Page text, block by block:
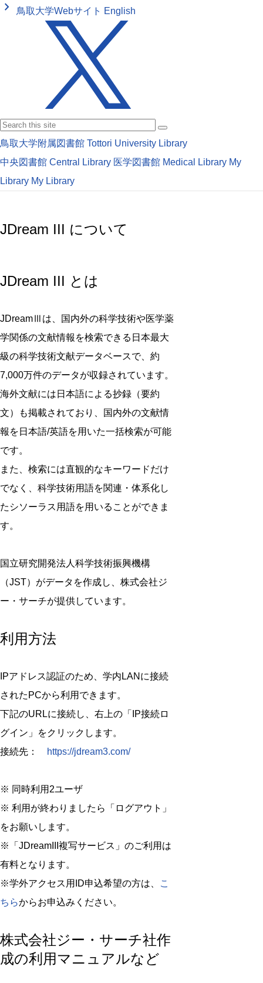
keyboard_arrow_right 鳥取大学Webサイト English
鳥取大学附属図書館 Tottori University Library
中央図書館 Central Library 医学図書館 Medical Library My
Library My Library
JDream III について
JDream III とは
JDreamⅢは、国内外の科学技術や医学薬
学関係の文献情報を検索できる日本最大
級の科学技術文献データベースで、約
7,000万件のデータが収録されています。
海外文献には日本語による抄録（要約
文）も掲載されており、国内外の文献情
報を日本語/英語を用いた一括検索が可能
です。
また、検索には直観的なキーワードだけ
でなく、科学技術用語を関連・体系化し
たシソーラス用語を用いることができま
す。
国立研究開発法人科学技術振興機構
（JST）がデータを作成し、株式会社ジ
ー・サーチが提供しています。
利用方法
IPアドレス認証のため、学内LANに接続
されたPCから利用できます。
下記のURLに接続し、右上の「IP接続ロ
グイン」をクリックします。
接続先：
https://jdream3.com/
※ 同時利用2ユーザ
※ 利用が終わりましたら「ログアウト」
をお願いします。
※「JDreamIII複写サービス」のご利用は
有料となります。
※学外アクセス用ID申込希望の方は、
こ
ちらからお申込みください。
株式会社ジー・サーチ社作
成の利用マニュアルなど